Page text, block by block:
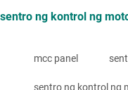
sentro ng kontrol ng
mcc panel
sentro ng kontrol ng